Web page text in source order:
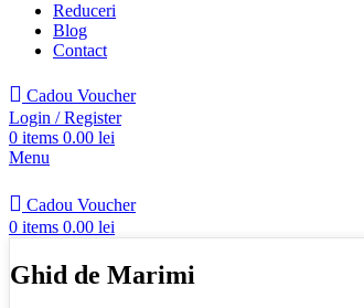
Reduceri
Blog
Contact
Cadou Voucher
Login / Register
0 items 0.00 lei
Menu
Cadou Voucher
0 items 0.00 lei
Ghid de Marimi